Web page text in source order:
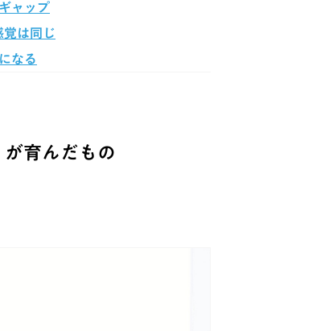
ャップ
は同じ
なる
育んだもの